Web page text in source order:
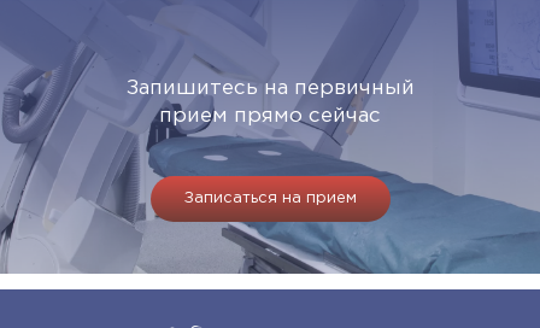
Запишитесь на первичный
прием прямо сейчас
Записаться на прием